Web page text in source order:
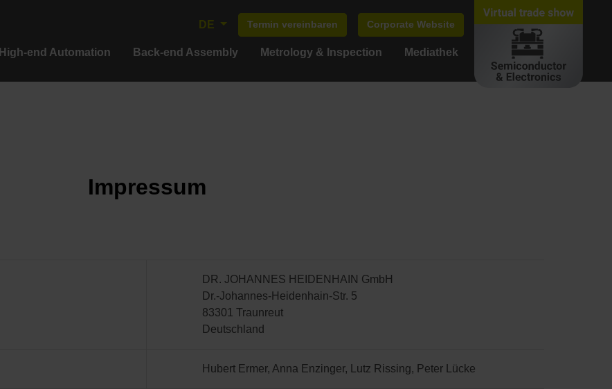
DE Termin vereinbaren Corporate Website
High-end Automation Back-end Assembly Metrology & Inspection Mediathek
Impressum
DR. JOHANNES HEIDENHAIN GmbH
Dr.-Johannes-Heidenhain-Str. 5
83301 Traunreut
Deutschland
Hubert Ermer, Anna Enzinger, Lutz Rissing, Peter Lücke